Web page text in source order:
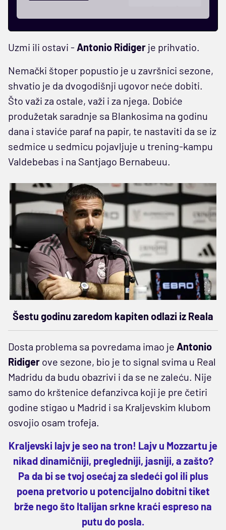
Uzmi ili ostavi - Antonio Ridiger je prihvatio.
Nemački štoper popustio je u završnici sezone,
shvatio je da dvogodišnji ugovor neće dobiti.
Što važi za ostale, važi i za njega. Dobiće
produžetak saradnje sa Blankosima na godinu
dana i staviće paraf na papir, te nastaviti da se iz
sedmice u sedmicu pojavljuje u trening-kampu
Valdebebas i na Santjago Bernabeuu.
Šestu godinu zaredom kapiten odlazi iz Reala
Dosta problema sa povredama imao je Antonio
Ridiger ove sezone, bio je to signal svima u Real
Madridu da budu obazrivi i da se ne zaleću. Nije
samo do krštenice defanzivca koji je pre četiri
godine stigao u Madrid i sa Kraljevskim klubom
osvojio osam trofeja.
Kraljevski lajv je seo na tron! Lajv u Mozzartu je
nikad dinamičniji, pregledniji, jasniji, a zašto?
Pa da bi se tvoj osećaj za sledeći gol ili plus
poena pretvorio u potencijalno dobitni tiket
brže nego što Italijan srkne kraći espreso na
putu do posla.